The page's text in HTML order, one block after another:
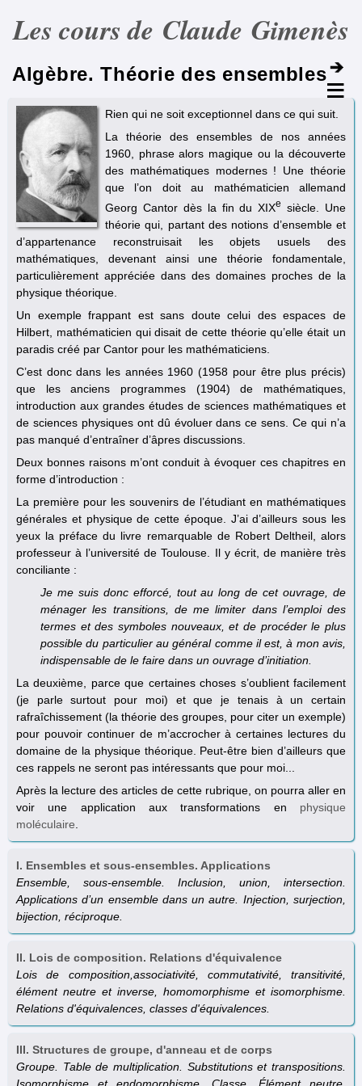
Les cours de Claude Gimenès
Algèbre. Théorie des ensembles
Rien qui ne soit exceptionnel dans ce qui suit.
La théorie des ensembles de nos années
1960, phrase alors magique ou la découverte
des mathématiques modernes ! Une théorie
que l’on doit au mathématicien allemand
Georg Cantor dès la fin du XIXe
siècle. Une
théorie qui, partant des notions d’ensemble et
d’appartenance reconstruisait les objets usuels des
mathématiques, devenant ainsi une théorie fondamentale,
particulièrement appréciée dans des domaines proches de la
physique théorique.
Un exemple frappant est sans doute celui des espaces de
Hilbert, mathématicien qui disait de cette théorie qu’elle était un
paradis créé par Cantor pour les mathématiciens.
C’est donc dans les années 1960 (1958 pour être plus précis)
que les anciens programmes (1904) de mathématiques,
introduction aux grandes études de sciences mathématiques et
de sciences physiques ont dû évoluer dans ce sens. Ce qui n’a
pas manqué d’entraîner d’âpres discussions.
Deux bonnes raisons m’ont conduit à évoquer ces chapitres en
forme d’introduction :
La première pour les souvenirs de l’étudiant en mathématiques
générales et physique de cette époque. J’ai d’ailleurs sous les
yeux la préface du livre remarquable de Robert Deltheil, alors
professeur à l’université de Toulouse. Il y écrit, de manière très
conciliante :
Je me suis donc efforcé, tout au long de cet ouvrage, de
ménager les transitions, de me limiter dans l’emploi des
termes et des symboles nouveaux, et de procéder le plus
possible du particulier au général comme il est, à mon avis,
indispensable de le faire dans un ouvrage d’initiation.
La deuxième, parce que certaines choses s’oublient facilement
(je parle surtout pour moi) et que je tenais à un certain
rafraîchissement (la théorie des groupes, pour citer un exemple)
pour pouvoir continuer de m’accrocher à certaines lectures du
domaine de la physique théorique. Peut-être bien d’ailleurs que
ces rappels ne seront pas intéressants que pour moi...
Après la lecture des articles de cette rubrique, on pourra aller en
voir une application aux transformations en physique
moléculaire
I. Ensembles et sous-ensembles. Applications
Ensemble, sous-ensemble. Inclusion, union, intersection.
Applications d’un ensemble dans un autre. Injection, surjection,
bijection, réciproque.
II. Lois de composition. Relations d'équivalence
Lois de composition,associativité, commutativité, transitivité,
élément neutre et inverse, homomorphisme et isomorphisme.
Relations d'équivalences, classes d'équivalences.
III. Structures de groupe, d'anneau et de corps
Groupe. Table de multiplication. Substitutions et transpositions.
Isomorphisme et endomorphisme. Classe. Élément neutre.